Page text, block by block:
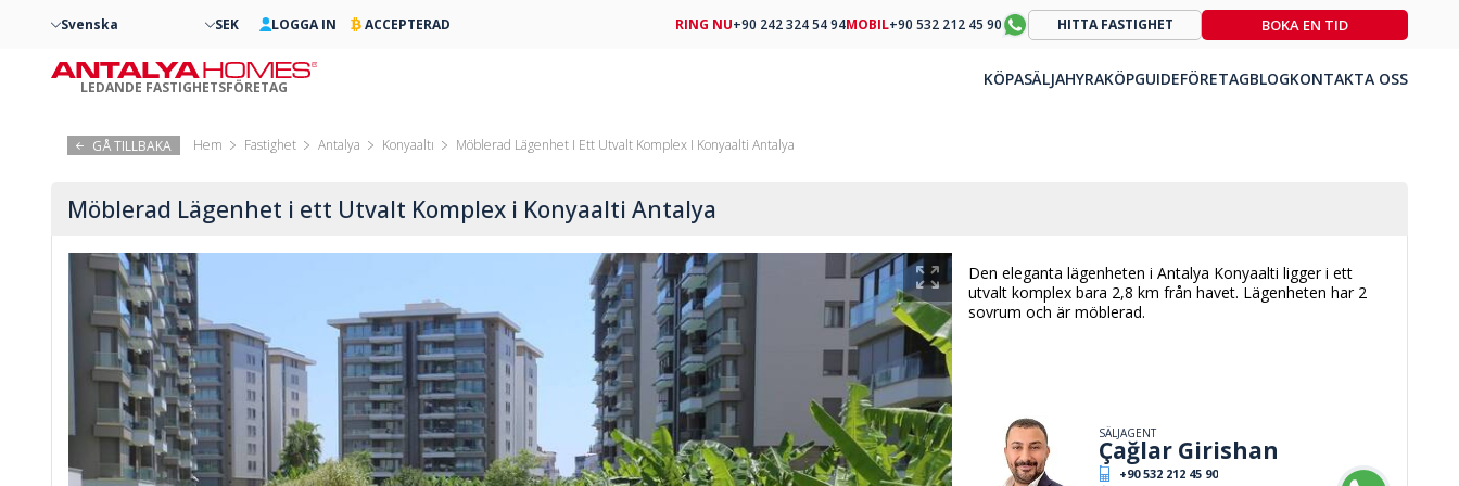
GÅ TILLBAKA Hem Fastighet Antalya Konyaaltı Möblerad Lägenhet I Ett Utvalt Komplex I Konyaalti Antalya
Möblerad Lägenhet i ett Utvalt Komplex i Konyaalti Antalya
Den eleganta lägenheten i Antalya Konyaalti ligger i ett
utvalt komplex bara 2,8 km från havet. Lägenheten har 2
sovrum och är möblerad.
SÄLJAGENT
Çağlar Girishan
+90 532 212 45 90
Svenska SEK LOGGA IN ACCEPTERAD
LEDANDE FASTIGHETSFÖRETAG
RING NU+90 242 324 54 94MOBIL+90 532 212 45 90 HITTA FASTIGHET BOKA EN TID
KÖPASÄLJAHYRAKÖPGUIDEFÖRETAGBLOGKONTAKTA OSS